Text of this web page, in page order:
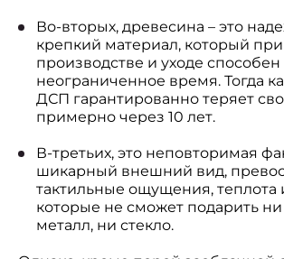
Во-вторых, древесина – это
крепкий материал, который
производстве и уходе
неограниченное время. Тогда
ДСП гарантированно теряет
примерно через 10 лет.
В-третьих, это неповторимая
шикарный внешний вид,
тактильные ощущения, теплота
которые не сможет подарить ни
металл, ни стекло.